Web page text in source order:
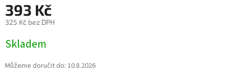
393 Kč
325 Kč bez DPH
cena:
Skladem
Můžeme doručit do: 10.8.2026